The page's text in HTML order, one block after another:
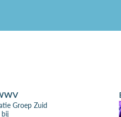
Groep Zuid